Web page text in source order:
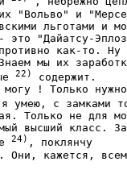
"Вольво" и
льготами и
это "Дайатсу-
как-то.
мы их
22) содержит.
умею, с замками
Только не для
высший класс.
24) , поклянчу
Они, кажется,